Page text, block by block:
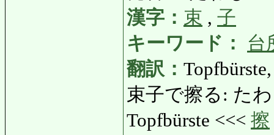
漢字： 束 , 子
キーワード：
台
翻訳：
束子で擦る: た
Topfbürste <<< 擦